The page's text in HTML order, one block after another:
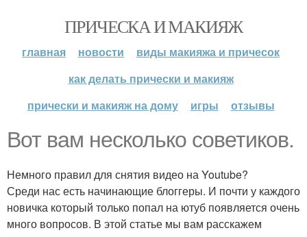
ПРИЧЕСКА И МАКИЯЖ
главная новости
виды макияжа и причесок
как делать прически и макияж
прически и макияж на дому
игры отзывы
Вот вам несколько советиков.
Немного правил для снятия видео на Youtube?
Среди нас есть начинающие блоггеры. И почти у каждого
новичка который только попал на ютуб появляется очень
много вопросов. В этой статье мы вам расскажем